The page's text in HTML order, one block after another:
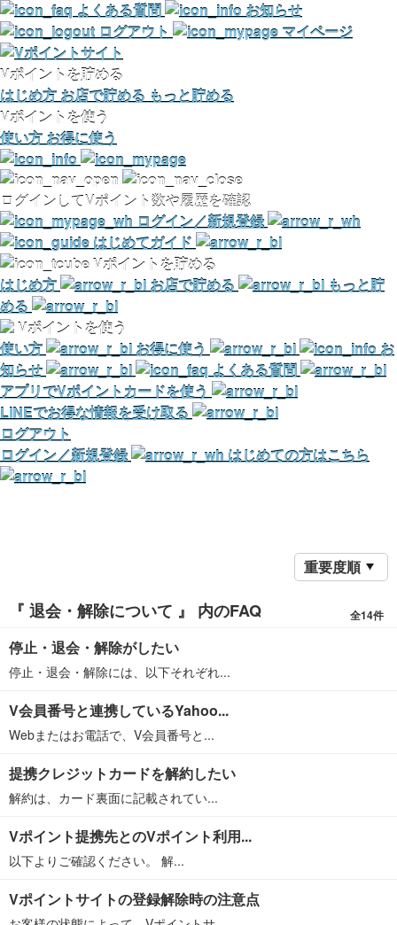
よくある質問
お知らせ
ログアウト
マイページ
Vポイントを貯める
はじめ方 お店で貯める もっと貯める
Vポイントを使う
使い方 お得に使う
ログインしてVポイント数や履歴を確認
ログイン／新規登録
はじめてガイド
Vポイントを貯める
はじめ方
お店で貯める
もっと貯
める
Vポイントを使う
使い方
お得に使う
お
知らせ
よくある質問
アプリでVポイントカードを使う
LINEでお得な情報を受け取る
ログアウト
ログイン／新規登録
はじめての方はこちら
重要度順
『 退会・解除について 』 内のFAQ 全14件
停止・退会・解除がしたい
停止・退会・解除には、以下それぞれ...
V会員番号と連携しているYahoo...
Webまたはお電話で、V会員番号と...
提携クレジットカードを解約したい
解約は、カード裏面に記載されてい...
Vポイント提携先とのVポイント利用...
以下よりご確認ください。 解...
Vポイントサイトの登録解除時の注意点